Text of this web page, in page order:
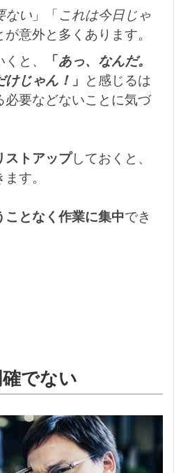
ない 」「これは今日じゃ
が意外と多くあります。
と、
「あっ、なんだ。
じゃん！ 」 と感じるは
要などないことに気づ
ストアップしておくと、
す。
ことなく作業に集中でき
でない